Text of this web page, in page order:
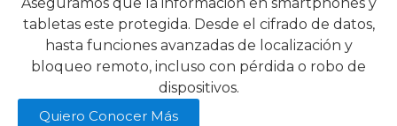
Aseguramos que la información en smartphones y
tabletas este protegida. Desde el cifrado de datos,
hasta funciones avanzadas de localización y
bloqueo remoto, incluso con pérdida o robo de
dispositivos.
Quiero Conocer Más